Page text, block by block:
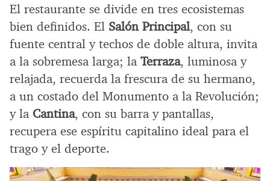
El restaurante se divide en tres ecosistemas
bien definidos. El Salón Principal, con su
fuente central y techos de doble altura, invita
a la sobremesa larga; la Terraza, luminosa y
relajada, recuerda la frescura de su hermano,
a un costado del Monumento a la Revolución;
y la Cantina, con su barra y pantallas,
recupera ese espíritu capitalino ideal para el
trago y el deporte.